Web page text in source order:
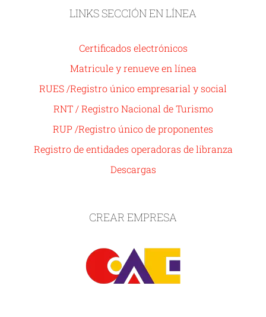
LINKS SECCIÓN EN LÍNEA
Certificados electrónicos
Matricule y renueve en línea
RUES /Registro único empresarial y social
RNT / Registro Nacional de Turismo
RUP /Registro único de proponentes
Registro de entidades operadoras de libranza
Descargas
CREAR EMPRESA